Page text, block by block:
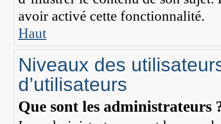
avoir activé cette fonctionnalité.
Haut
Niveaux des
d’utilisateurs
Que sont les administrateurs